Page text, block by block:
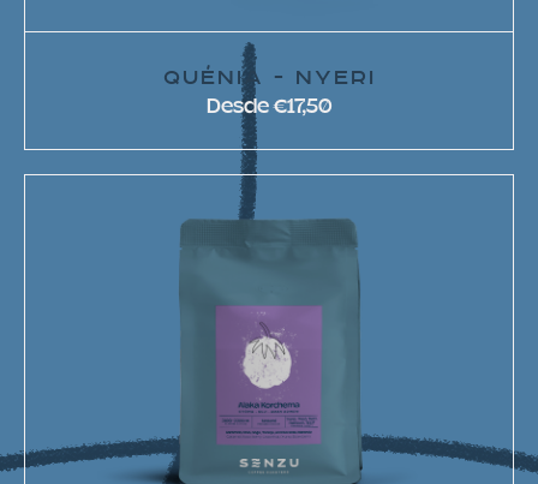
QUÉNIA - NYERI
Desde €17,50